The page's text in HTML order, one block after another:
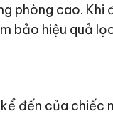
phòng cao. Khi
bảo hiệu quả
đến của chiếc